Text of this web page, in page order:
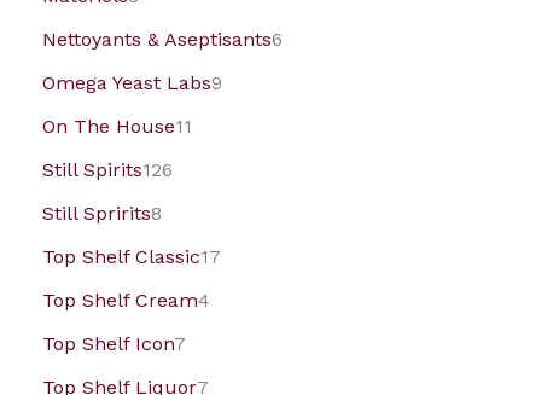
Nettoyants & Aseptisants6
Omega Yeast Labs9
On The House11
Still Spirits126
Still Spririts8
Top Shelf Classic17
Top Shelf Cream4
Top Shelf Icon7
Top Shelf Liquor7